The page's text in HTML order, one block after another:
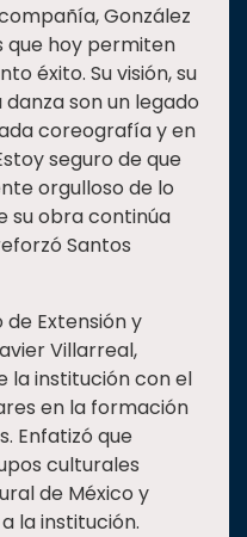
González
que hoy permiten
éxito. Su visión, su
son un legado
coreografía y en
seguro de que
orgulloso de lo
su obra continúa
Santos
Extensión y
Villarreal,
la institución con el
en la formación
Enfatizó que
culturales
de México y
la institución.